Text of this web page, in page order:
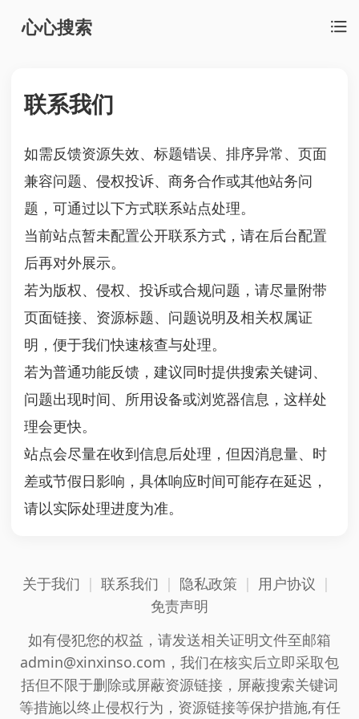
心心搜索
联系我们
如需反馈资源失效、标题错误、排序异常、页面
兼容问题、侵权投诉、商务合作或其他站务问
题，可通过以下方式联系站点处理。
当前站点暂未配置公开联系方式，请在后台配置
后再对外展示。
若为版权、侵权、投诉或合规问题，请尽量附带
页面链接、资源标题、问题说明及相关权属证
明，便于我们快速核查与处理。
若为普通功能反馈，建议同时提供搜索关键词、
问题出现时间、所用设备或浏览器信息，这样处
理会更快。
站点会尽量在收到信息后处理，但因消息量、时
差或节假日影响，具体响应时间可能存在延迟，
请以实际处理进度为准。
关于我们 | 联系我们 | 隐私政策 | 用户协议 |
免责声明
如有侵犯您的权益，请发送相关证明文件至邮箱
admin@xinxinso.com，我们在核实后立即采取包
括但不限于删除或屏蔽资源链接，屏蔽搜索关键词
等措施以终止侵权行为，资源链接等保护措施,有任